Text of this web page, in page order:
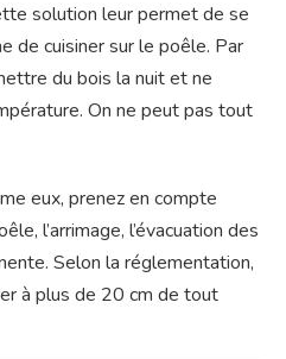
solution leur permet de se
de cuisiner sur le poêle. Par
du bois la nuit et ne
On ne peut pas tout
eux, prenez en compte
l’arrimage, l’évacuation des
Selon la réglementation,
à plus de 20 cm de tout